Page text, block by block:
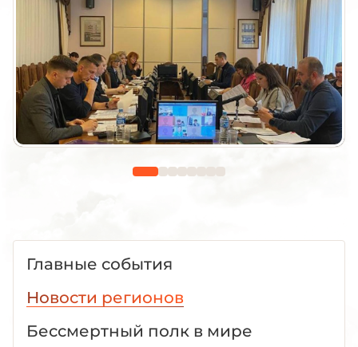
Главные события
Новости регионов
Бессмертный полк в мире